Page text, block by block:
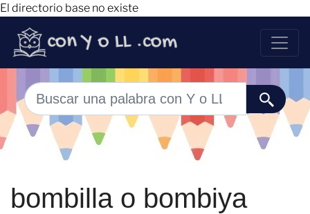
El directorio base no existe
bombilla o bombiya